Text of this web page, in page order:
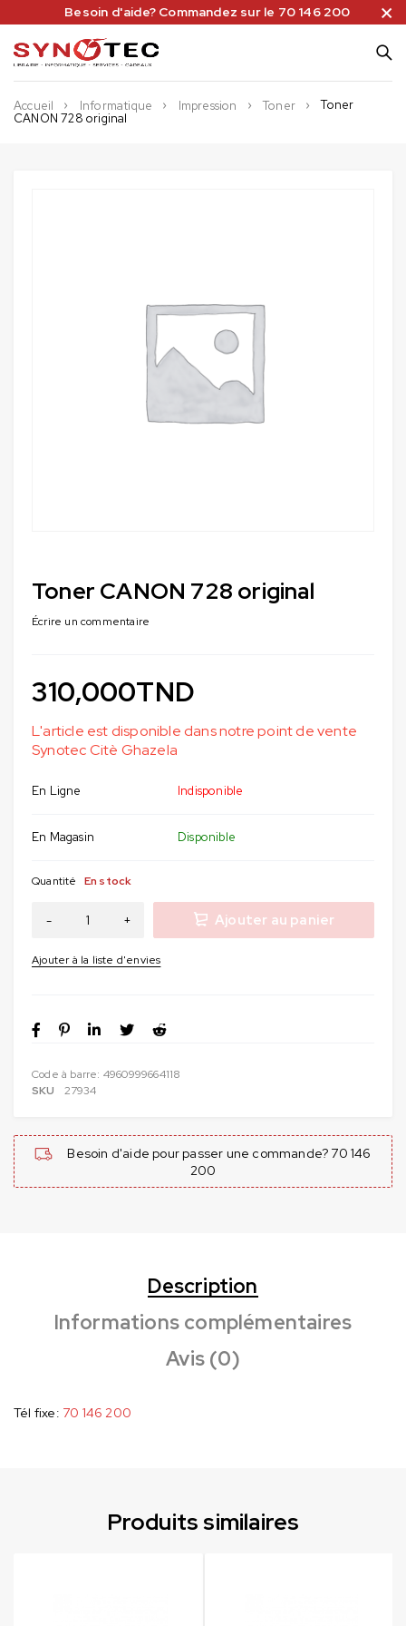
Besoin d'aide? Commandez sur le 70 146 200
Accueil Informatique Impression Toner
Toner
CANON 728 original
Toner CANON 728 original
Écrire un commentaire
310,000TND
L'article est disponible dans notre point de vente
Synotec Citè Ghazela
En Ligne Indisponible
En Magasin Disponible
Quantité En stock
Ajouter au panier
Code à barre: 4960999664118
SKU
27934
Besoin d'aide pour passer une commande? 70 146
200
Description
Informations complémentaires
Avis (0)
Tél fixe: 70 146 200
Produits similaires